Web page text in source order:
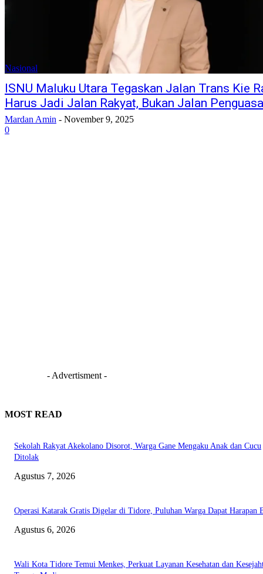
Nasional
ISNU Maluku Utara Tegaskan Jalan Trans Kie
Harus Jadi Jalan Rakyat, Bukan Jalan Penguasa
Mardan Amin - November 9, 2025
0
- Advertisment -
MOST READ
Sekolah Rakyat Akekolano Disorot, Warga Gane Mengaku Anak dan Cucu
Ditolak
Agustus 7, 2026
Operasi Katarak Gratis Digelar di Tidore, Puluhan Warga Dapat Harapan
Agustus 6, 2026
Wali Kota Tidore Temui Menkes, Perkuat Layanan Kesehatan dan